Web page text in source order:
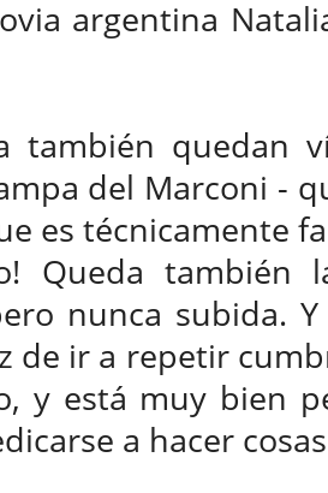
argentina
también quedan
del Marconi -
es técnicamente
Queda también
nunca subida.
de ir a repetir
y está muy bien
a hacer